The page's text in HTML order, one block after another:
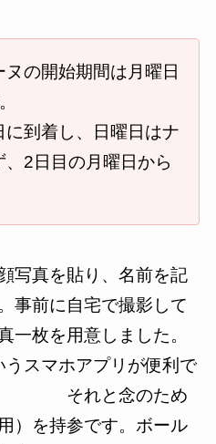
の開始期間は月曜日
に到着し、日曜日はナ
、2日目の月曜日から
写真を貼り、名前を記
事前に自宅で撮影して
一枚を用意しました。
スマホアプリが便利で
念のため
）を持参です。ボール